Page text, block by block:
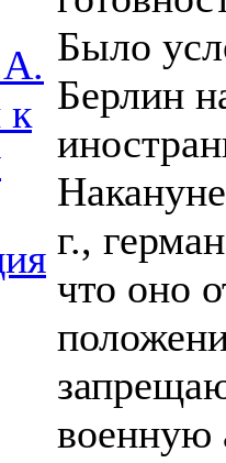
к
Было
Берлин
г.,
что оно
военную